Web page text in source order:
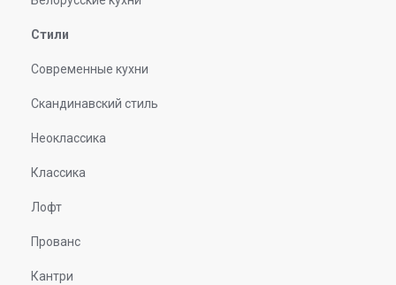
Стили
Современные кухни
Скандинавский стиль
Неоклассика
Классика
Лофт
Прованс
Кантри